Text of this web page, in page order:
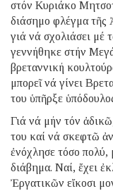
στόν Κυριάκο
διάσημο φλέγμα τῆς
γιά νά σχολιάσει μέ
γεννήθηκε στήν
βρεταννική
μπορεῖ νά γίνει
του ὑπῆρξε
Γιά νά μήν τόν
του καί νά σκεφτῶ
ἐνόχλησε τόσο πολύ,
διάβημα. Ναί, ἔχει
Ἐργατικῶν εἴκοσι